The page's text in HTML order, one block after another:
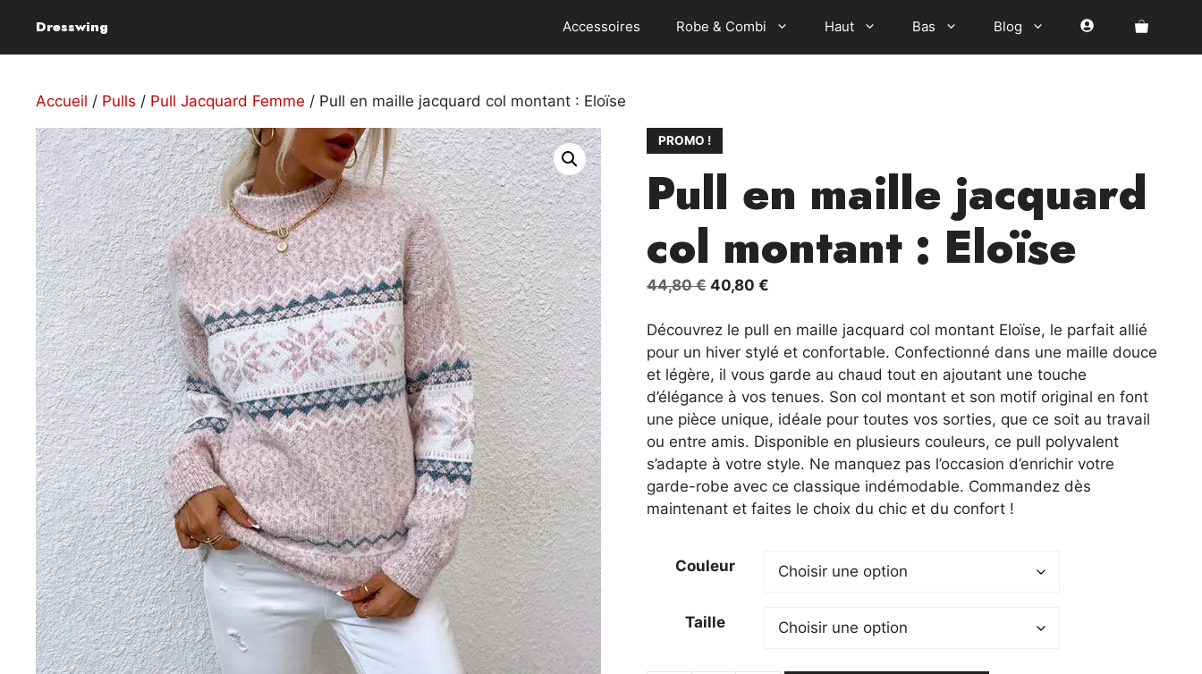
contenu
Dresswing Accessoires Robe & Combi Haut Bas Blog
Accueil / Pulls / Pull Jacquard Femme / Pull en maille jacquard col montant : Eloïse
PROMO !
Pull en maille jacquard
col montant : Eloïse
44,80€ Le
initial
était :
44,80 €.
40,80 €Le
actuel
est :
40,80 €.
Découvrez le pull en maille jacquard col montant Eloïse, le parfait allié
pour un hiver stylé et confortable. Confectionné dans une maille douce
et légère, il vous garde au chaud tout en ajoutant une touche
d’élégance à vos tenues. Son col montant et son motif original en font
une pièce unique, idéale pour toutes vos sorties, que ce soit au travail
ou entre amis. Disponible en plusieurs couleurs, ce pull polyvalent
s’adapte à votre style. Ne manquez pas l’occasion d’enrichir votre
garde-robe avec ce classique indémodable. Commandez dès
maintenant et faites le choix du chic et du confort !
Couleur
Taille